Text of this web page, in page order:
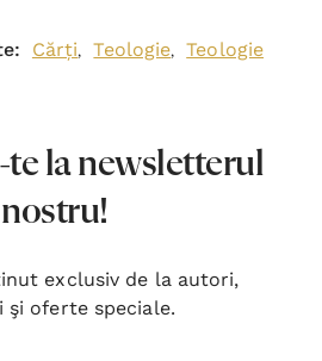
Cărți, Teologie,
Teologie
la newsletterul
nostru!
exclusiv de la autori,
şi oferte speciale.